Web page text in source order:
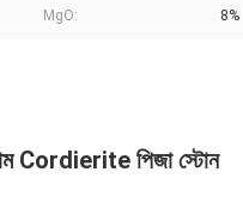
MgO: 8%
Cordierite পিজা স্টোন